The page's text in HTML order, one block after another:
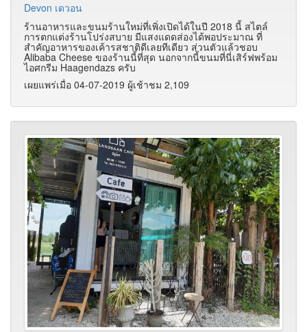
Devon เดวอน
ร้านอาหารและขนมร้านใหม่ที่เพิ่งเปิดได้ในปี 2018 นี้ สไตล์
การตกแต่งร้านโปร่งสบาย มีแสงแดดส่องได้พอประมาณ ที่
สำคัญอาหารของเค้ารสชาติดีเลยทีเดียว ส่วนตัวแล้วชอบ
Alibaba Cheese ของร้านนี้ที่สุด นอกจากนี้ขนมที่นี่เสิร์ฟพร้อม
ไอศกรีม Haagendazs ครับ
เผยแพร่เมื่อ 04-07-2019 ผู้เช้าชม 2,109